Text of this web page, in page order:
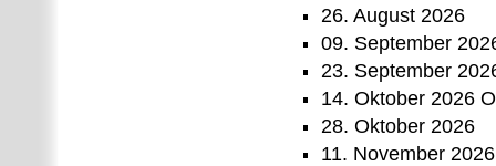
26. August 2026
09. September
23. September
14. Oktober 2026
28. Oktober 2026
11. November